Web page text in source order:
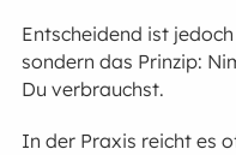
Entscheidend ist
sondern das Prinzip:
Du verbrauchst.
In der Praxis reicht es